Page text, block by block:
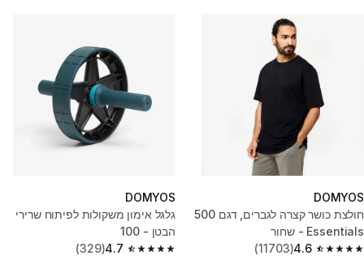
DOMYOS
חולצת כושר קצרה לגברים, דגם 500
Essentials - שחור
4.6
4.6 out of 5 stars from 11703 reviews
(11703)
DOMYOS
גלגל אימון משקולות לפיתוח שרירי
הבטן - 100
4.7
4.7 out of 5 stars from 329 reviews
(329)